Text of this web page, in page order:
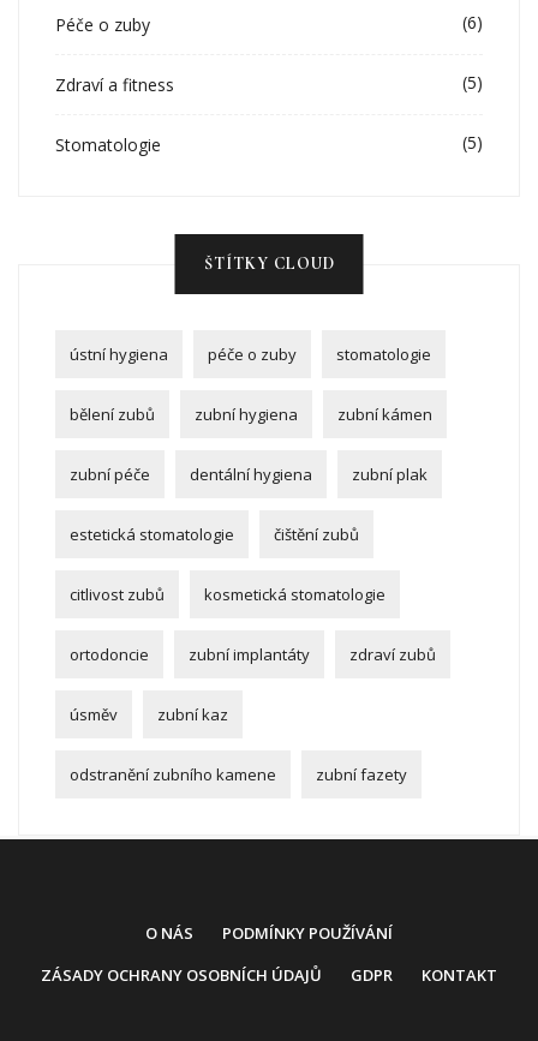
Péče o zuby (6)
Zdraví a fitness (5)
Stomatologie (5)
ŠTÍTKY CLOUD
ústní hygiena péče o zuby stomatologie
bělení zubů zubní hygiena zubní kámen
zubní péče dentální hygiena zubní plak
estetická stomatologie čištění zubů
citlivost zubů kosmetická stomatologie
ortodoncie zubní implantáty zdraví zubů
úsměv zubní kaz
odstranění zubního kamene zubní fazety
O NÁS
PODMÍNKY POUŽÍVÁNÍ
ZÁSADY OCHRANY OSOBNÍCH ÚDAJŮ
GDPR KONTAKT